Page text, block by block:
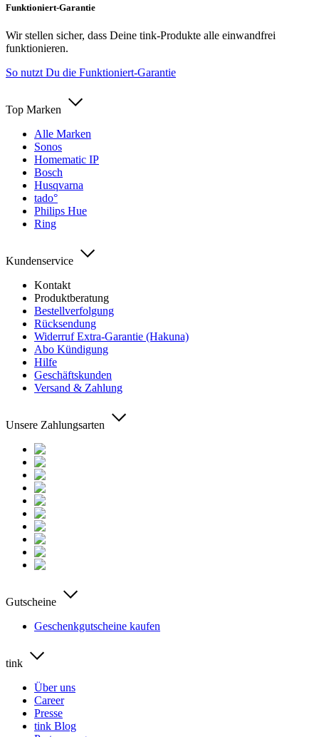
Funktioniert-Garantie
Wir stellen sicher, dass Deine tink-Produkte alle einwandfrei
funktionieren.
So nutzt Du die Funktioniert-Garantie
Top Marken
Alle Marken
Sonos
Homematic IP
Bosch
Husqvarna
tado°
Philips Hue
Ring
Kundenservice
Kontakt
Produktberatung
Bestellverfolgung
Rücksendung
Widerruf Extra-Garantie (Hakuna)
Abo Kündigung
Hilfe
Geschäftskunden
Versand & Zahlung
Unsere Zahlungsarten
Gutscheine
Geschenkgutscheine kaufen
tink
Über uns
Career
Presse
tink Blog